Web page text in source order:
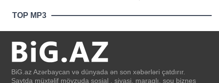
TOP MP3
BiG.az Azərbaycan və dünyada ən son xəbərləri çatdırır.
Saytda müxtəlif mövzuda sosial , siyasi, maraqlı, şou biznes